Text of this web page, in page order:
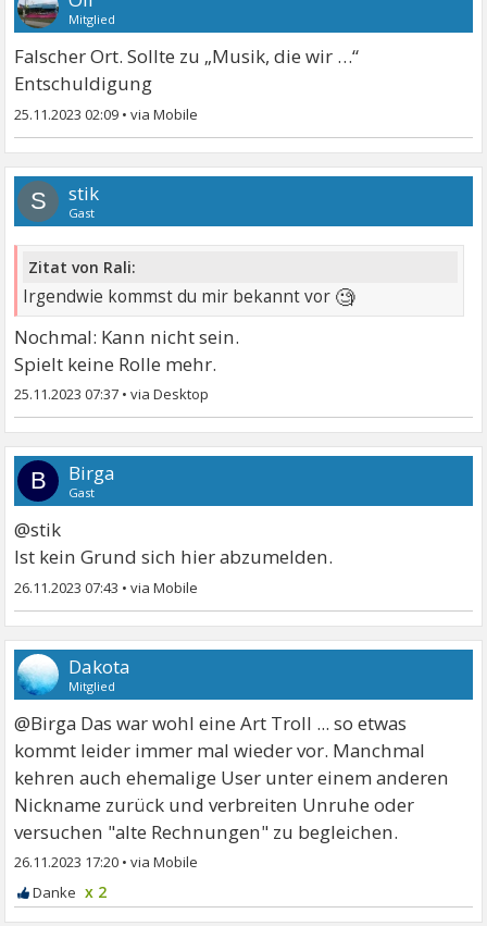
Mitglied
Falscher Ort. Sollte zu „Musik, die wir …“
Entschuldigung
25.11.2023 02:09 •
S stik
Gast
Zitat von Rali:
Irgendwie kommst du mir bekannt vor 🧐
Nochmal: Kann nicht sein.
Spielt keine Rolle mehr.
25.11.2023 07:37 •
B Birga
Gast
@stik
Ist kein Grund sich hier abzumelden.
26.11.2023 07:43 •
Dakota
Mitglied
@Birga Das war wohl eine Art Troll ... so etwas
kommt leider immer mal wieder vor. Manchmal
kehren auch ehemalige User unter einem anderen
Nickname zurück und verbreiten Unruhe oder
versuchen "alte Rechnungen" zu begleichen.
26.11.2023 17:20 •
x 2